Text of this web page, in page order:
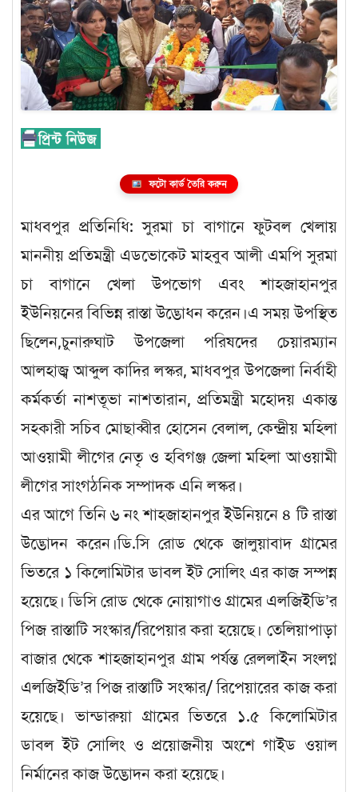
ফটো কার্ড তৈরি করুন
মাধবপুর প্রতিনিধি: সুরমা চা বাগানে ফুটবল খেলায়
মাননীয় প্রতিমন্ত্রী এডভোকেট মাহবুব আলী এমপি সুরমা
চা বাগানে খেলা উপভোগ এবং শাহজাহানপুর
ইউনিয়নের বিভিন্ন রাস্তা উদ্ভোধন করেন।এ সময় উপস্থিত
ছিলেন,চুনারুঘাট উপজেলা পরিষদের চেয়ারম্যান
আলহাজ্ব আব্দুল কাদির লস্কর, মাধবপুর উপজেলা নির্বাহী
কর্মকর্তা নাশতূভা নাশতারান, প্রতিমন্ত্রী মহোদয় একান্ত
সহকারী সচিব মোছাব্বীর হোসেন বেলাল, কেন্দ্রীয় মহিলা
আওয়ামী লীগের নেতৃ ও হবিগঞ্জ জেলা মহিলা আওয়ামী
লীগের সাংগঠনিক সম্পাদক এনি লস্কর।
এর আগে তিনি ৬ নং শাহজাহানপুর ইউনিয়নে ৪ টি রাস্তা
উদ্ভোদন করেন।ডি.সিরোড থেকে জালুয়াবাদ গ্রামের
ভিতরে ১ কিলোমিটার ডাবল ইট সোলিং এর কাজ সম্পন্ন
হয়েছে। ডিসি রোড থেকে নোয়াগাও গ্রামের এলজিইডি’র
পিজ রাস্তাটি সংস্কার/রিপেয়ার করা হয়েছে। তেলিয়াপাড়া
বাজার থেকে শাহজাহানপুর গ্রাম পর্যন্ত রেললাইন সংলগ্ন
এলজিইডি’র পিজ রাস্তাটি সংস্কার/ রিপেয়ারের কাজ করা
হয়েছে। ভান্ডারুয়া গ্রামের ভিতরে ১.৫ কিলোমিটার
ডাবল ইট সোলিং ও প্রয়োজনীয় অংশে গাইড ওয়াল
নির্মানের কাজ উদ্ভোদন করা হয়েছে।